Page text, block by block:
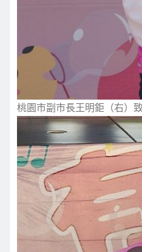
桃園市副市長王明鉅（右）